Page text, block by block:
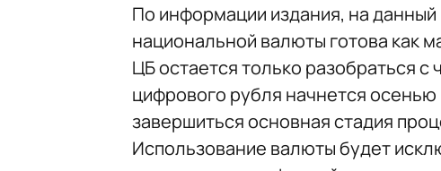
По информации издания, на
национальной валюты готова как
ЦБ остается только разобраться
цифрового рубля начнется
завершиться основная стадия
Использование валюты будет